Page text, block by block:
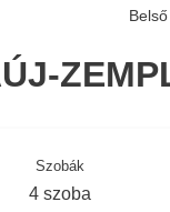
Szobák
4 szoba